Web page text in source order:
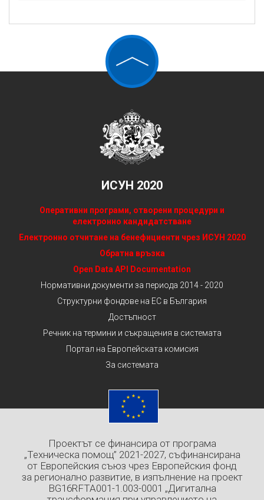
ИСУН 2020
Оперативни програми, отворени процедури и
електронно кандидатстване
Електронно отчитане на бенефициенти чрез ИСУН 2020
Обратна връзка
Open Data API Documentation
Нормативни документи за периода 2014 - 2020
Структурни фондове на ЕС в България
Достъпност
Речник на термини и съкращения в системата
Портал на Европейската комисия
За системата
Проектът се финансира от програма
„Техническа помощ” 2021-2027, съфинансирана
от Европейския съюз чрез Европейския фонд
за регионално развитие, в изпълнение на проект
BG16RFTA001-1.003-0001 „Дигитална